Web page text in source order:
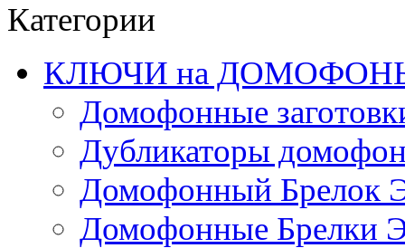
Категории
КЛЮЧИ на
Домофонные
Дубликаторы
Домофонный Брелок
Домофонные Брелки